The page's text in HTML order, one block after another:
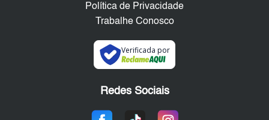
Política de Privacidade
Trabalhe Conosco
Verificada por
Redes Sociais